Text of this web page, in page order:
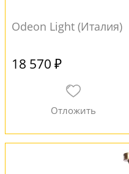
Odeon Light (Италия)
18 570 ₽